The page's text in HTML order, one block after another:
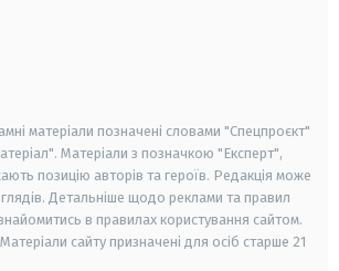
матеріали позначені словами "Спецпроєкт"
Матеріали з позначкою "Експерт",
позицію авторів та героїв. Редакція може
Детальніше щодо реклами та правил
в правилах користування сайтом.
Матеріали сайту призначені для осіб старше 21